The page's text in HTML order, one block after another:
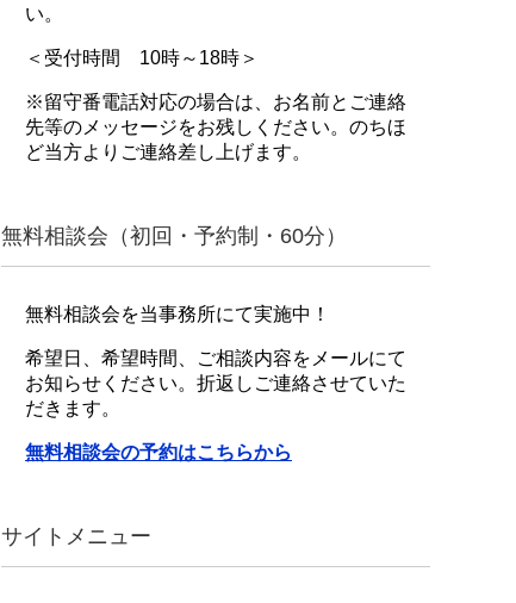
い。
＜受付時間 10時～18時＞
※留守番電話対応の場合は、お名前とご連絡
先等のメッセージをお残しください。のちほ
ど当方よりご連絡差し上げます。
無料相談会（初回・予約制・60分）
無料相談会を当事務所にて実施中！
希望日、希望時間、ご相談内容をメールにて
お知らせください。折返しご連絡させていた
だきます。
無料相談会の予約はこちらから
サイトメニュー